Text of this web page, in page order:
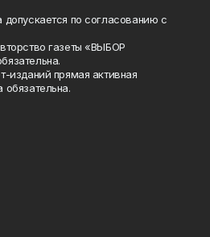
допускается по согласованию с
газеты «ВЫБОР
изданий прямая активная
обязательна.